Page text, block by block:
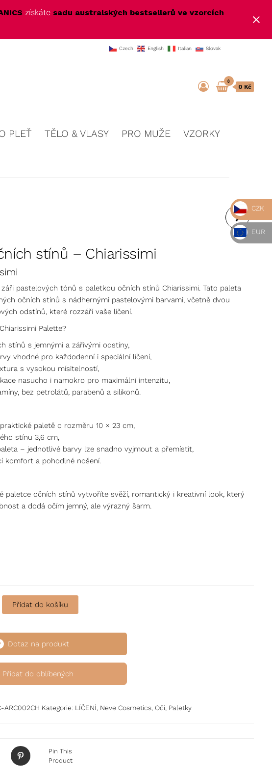
získáte sadu australských bestsellerů ve vzorcích
Czech English Italian Slovak
0
0 Kč
PLEŤ TĚLO & VLASY PRO MUŽE VZORKY
stínů – Chiarissimi
pastelových tónů s paletkou očních stínů Chiarissimi. Tato paleta
očních stínů s nádhernými pastelovými barvami, včetně dvou
odstínů, které rozzáří vaše líčení.
Palette?
stínů s jemnými a zářivými odstíny,
vhodné pro každodenní i speciální líčení,
s vysokou mísitelností,
nasucho i namokro pro maximální intenzitu,
bez petrolátů, parabenů a silikonů.
paletě o rozměru 10 × 23 cm,
stínu 3,6 cm,
– jednotlivé barvy lze snadno vyjmout a přemístit,
komfort a pohodlné nošení.
paletce očních stínů vytvoříte svěží, romantický i kreativní look, který
a dodá očím jemný, ale výrazný šarm.
stínů – Chiarissimi množství
Přidat do košíku
Dotaz na produkt
Přidat do oblíbených
ARC002CH Kategorie: LÍČENÍ Neve Cosmetics ,Oči Paletky
Pin This
Product
CZK
EUR